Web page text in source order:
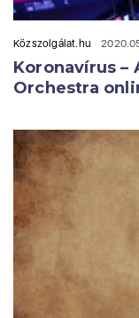
Közszolgálat.hu
Koronavírus –
Orchestra